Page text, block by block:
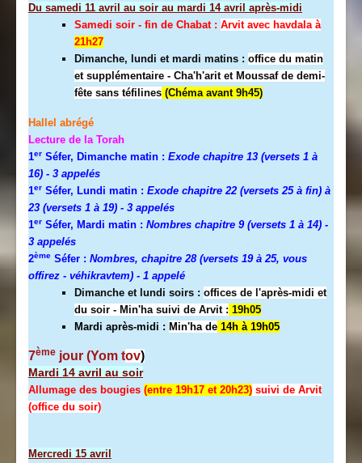
Du samedi 11 avril au soir au mardi 14 avril après-midi
Samedi soir - fin de Chabat : Arvit avec havdala à
21h27
Dimanche, lundi et mardi matins : office du matin
et supplémentaire - Cha'h'arit et Moussaf de demi-
fête sans téfilines (Chéma avant 9h45)
Hallel abrégé
Lecture de la Torah
1er Séfer, Dimanche matin : Exode chapitre 13 (versets 1 à
16) - 3 appelés
1er Séfer, Lundi matin : Exode chapitre 22 (versets 25 à fin) à
23 (versets 1 à 19) - 3 appelés
1er Séfer, Mardi matin : Nombres chapitre 9 (versets 1 à 14) -
3 appelés
2ème Séfer : Nombres, chapitre 28 (versets 19 à 25, vous
offirez - véhikravtem) - 1 appelé
Dimanche et lundi soirs : offices de l'après-midi et
du soir - Min'ha suivi de Arvit : 19h05
Mardi après-midi : Min'ha de 14h à 19h05
7ème jour (Yom tov)
Mardi 14 avril au soir
Allumage des bougies (entre 19h17 et 20h23) suivi de Arvit
(office du soir)
Mercredi 15 avril